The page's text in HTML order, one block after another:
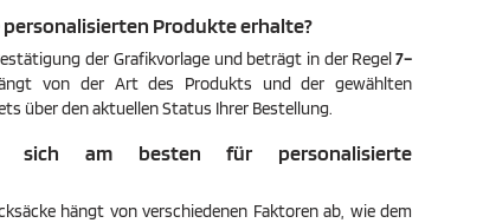
personalisierten Produkte erhalte?
der Grafikvorlage und beträgt in der Regel7–
von der Art des Produkts und der gewählten
über den aktuellen Status Ihrer Bestellung.
sich am besten für personalisierte
hängt von verschiedenen Faktoren ab, wie dem